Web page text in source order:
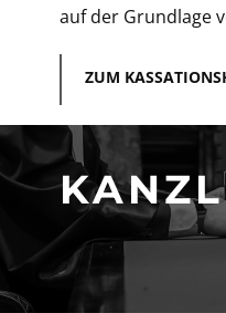
auf der Grundlage
ZUM